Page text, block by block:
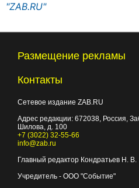
"ZAB.RU"
Размещение рекламы
Контакты
Сетевое издание ZAB.RU
Адрес редакции: 672038, Россия,
Шилова, д. 100
+7 (3022) 32-55-66
info@zab.ru
Главный редактор Кондратьев Н. В.
Учредитель - ООО "Событие"